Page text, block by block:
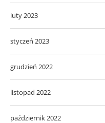
luty 2023
styczeń 2023
grudzień 2022
listopad 2022
październik 2022